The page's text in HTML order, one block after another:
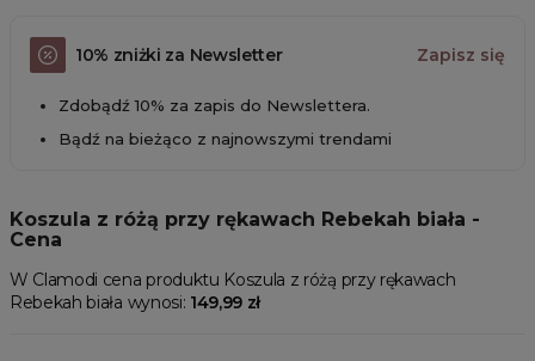
10% zniżki za Newsletter Zapisz się
Zdobądź 10% za zapis do Newslettera.
Bądź na bieżąco z najnowszymi trendami
Koszula z różą przy rękawach Rebekah biała -
Cena
W Clamodi cena produktu Koszula z różą przy rękawach
Rebekah biała wynosi: 149,99 zł